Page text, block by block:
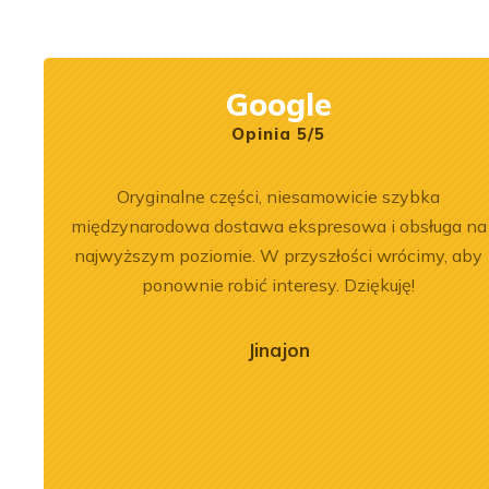
Google
Opinia 5/5
Oryginalne części, niesamowicie szybka
międzynarodowa dostawa ekspresowa i obsługa na
najwyższym poziomie. W przyszłości wrócimy, aby
ponownie robić interesy. Dziękuję!
Jinajon
2026-07-03